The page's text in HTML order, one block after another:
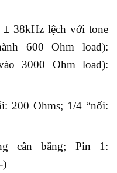
38kHz lệch với tone
600 Ohm load):
3000 Ohm load):
200 Ohms; 1/4 “nối:
cân bằng; Pin 1:
)